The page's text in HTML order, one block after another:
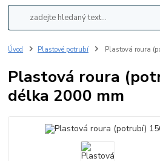
Úvod Plastové potrubí Plastová roura
Plastová roura
délka 2000 mm